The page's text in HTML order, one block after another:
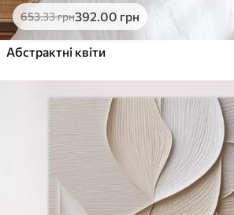
653.33грн392.00 грн
Абстрактні квіти